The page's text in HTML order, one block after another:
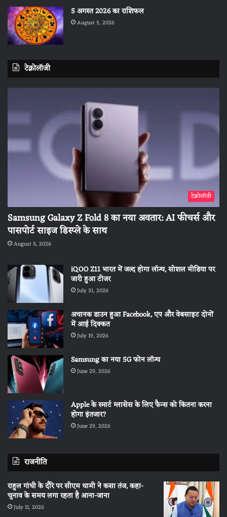
5 अगस्त 2026 का राशिफल
August 5, 2026
टेक्नोलॉजी
टेक्नोलॉजी
Samsung Galaxy Z Fold 8 का नया अवतार: AI फीचर्स और
पासपोर्ट साइज डिस्प्ले के साथ
August 5, 2026
iQOO Z11 भारत में जल्द होगा लॉन्च, सोशल मीडिया पर
जारी हुआ टीजर
July 31, 2026
अचानक डाउन हुआ Facebook, एप और वेबसाइट दोनों
में आई दिक्कत
July 19, 2026
Samsung का नया 5G फोन लॉन्च
June 29, 2026
Apple के स्मार्ट ग्लासेस के लिए फैन्स को कितना करना
होगा इंतजार?
June 29, 2026
राजनीति
राहुल गांधी के दौरे पर सीएम धामी ने कसा तंज, कहा-
चुनाव के समय लगा रहता है आना-जाना
July 11, 2026